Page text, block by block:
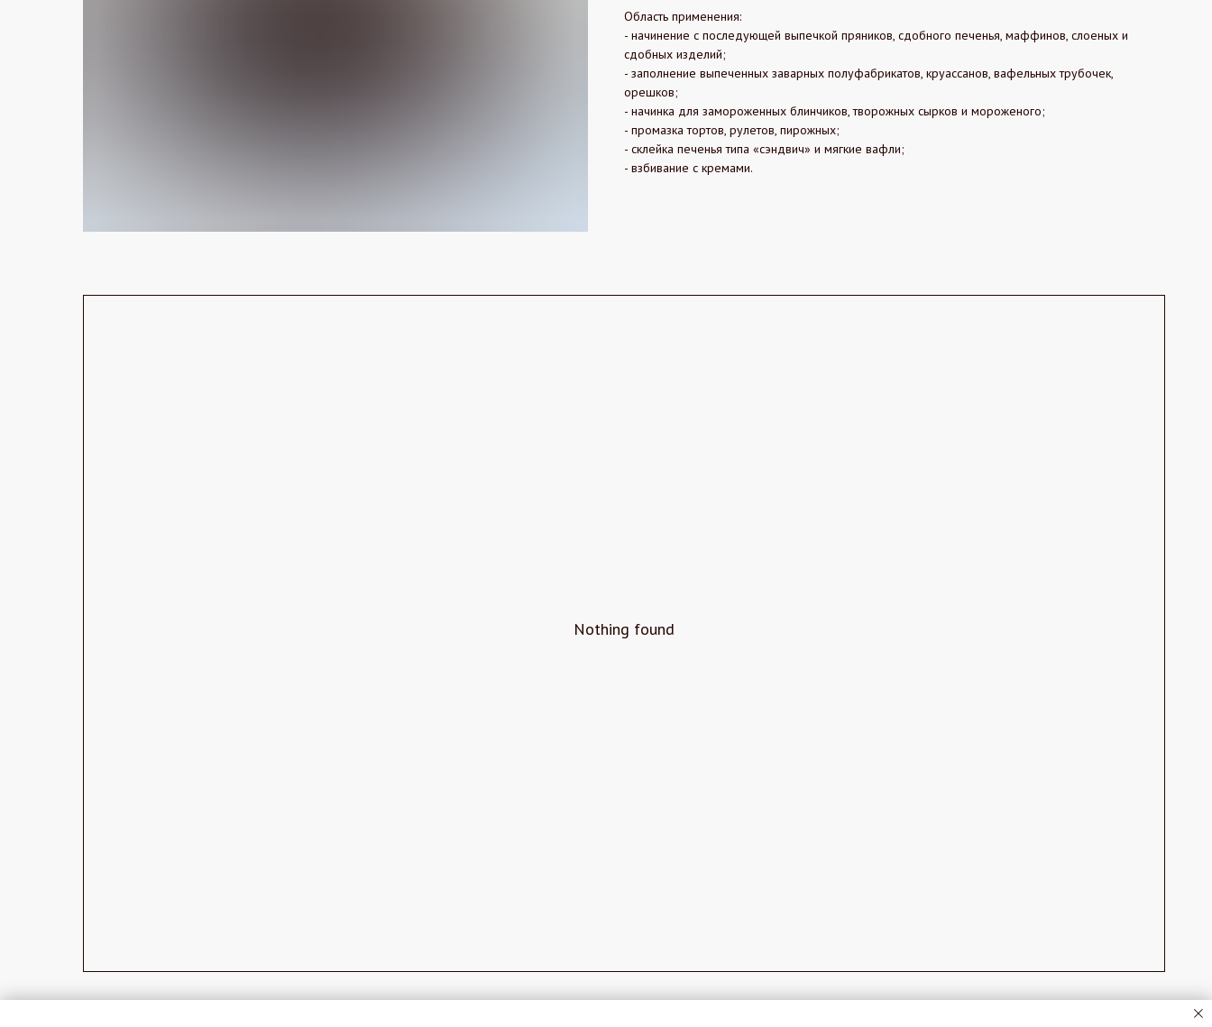
Область применения:
- начинение с последующей выпечкой пряников, сдобного печенья, маффинов, слоеных и
сдобных изделий;
- заполнение выпеченных заварных полуфабрикатов, круассанов, вафельных трубочек,
орешков;
- начинка для замороженных блинчиков, творожных сырков и мороженого;
- промазка тортов, рулетов, пирожных;
- склейка печенья типа «сэндвич» и мягкие вафли;
- взбивание с кремами.
Nothing found